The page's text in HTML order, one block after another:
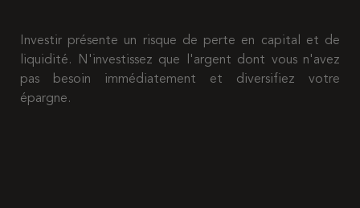
Investir présente un risque de perte en capital et de
liquidité. N'investissez que l'argent dont vous n'avez
pas besoin immédiatement et diversifiez votre
épargne.